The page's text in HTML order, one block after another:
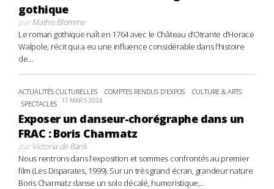
gothique
parMathis Blomme
Le roman gothique naît en 1764 avec le Château d’Otrante d’Horace
Walpole, récit qui a eu une influence considérable dans l’histoire
de...
ACTUALITÉS CULTURELLES COMPTES RENDUS D'EXPOS
CULTURE & ARTS
SPECTACLES 17 MARS 2024
Exposer un danseur-chorégraphe dans un
FRAC : Boris Charmatz
parVictoria de Bank
Nous rentrons dans l’exposition et sommes confrontés au premier
film (Les Disparates, 1999). Sur un très grand écran, grandeur nature
Boris Charmatz danse un solo décalé, humoristique,...